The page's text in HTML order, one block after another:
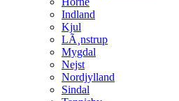
Indland
Kjul
LÃ¸nstrup
Mygdal
Nejst
Nordjylland
Sindal